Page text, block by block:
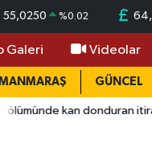
55,0250 %0.02
Galeri Videolar
GÜNCEL
donduran itiraf 15:58